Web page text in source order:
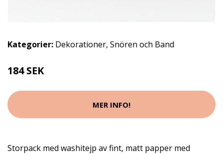
Kategorier: Dekorationer, Snören och Band
184 SEK
MER INFO!
Storpack med washitejp av fint, matt papper med